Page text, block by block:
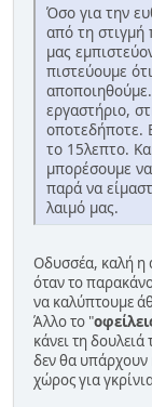
Όσο για την
από τη στιγμή
μας
πιστεύουμε
εργαστήριο,
οποτεδήποτε.
το 15λεπτο.
μπορέσουμε
παρά να
λαιμό μας.
Οδυσσέα, καλή η
όταν το
να καλύπτουμε
Άλλο το "
κάνει τη
δεν θα υπάρχουν
χώρος για